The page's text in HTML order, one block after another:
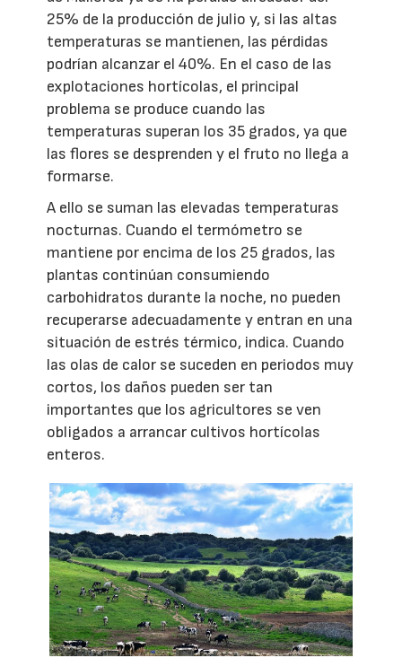
25% de la producción de julio y, si las altas
temperaturas se mantienen, las pérdidas
podrían alcanzar el 40%. En el caso de las
explotaciones hortícolas, el principal
problema se produce cuando las
temperaturas superan los 35 grados, ya que
las flores se desprenden y el fruto no llega a
formarse.
A ello se suman las elevadas temperaturas
nocturnas. Cuando el termómetro se
mantiene por encima de los 25 grados, las
plantas continúan consumiendo
carbohidratos durante la noche, no pueden
recuperarse adecuadamente y entran en una
situación de estrés térmico, indica. Cuando
las olas de calor se suceden en periodos muy
cortos, los daños pueden ser tan
importantes que los agricultores se ven
obligados a arrancar cultivos hortícolas
enteros.